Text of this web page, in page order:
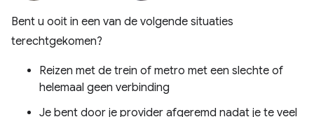
Bent u ooit in een van de volgende situaties
terechtgekomen?
Reizen met de trein of metro met een slechte of
helemaal geen verbinding
Je bent door je provider afgeremd nadat je te veel